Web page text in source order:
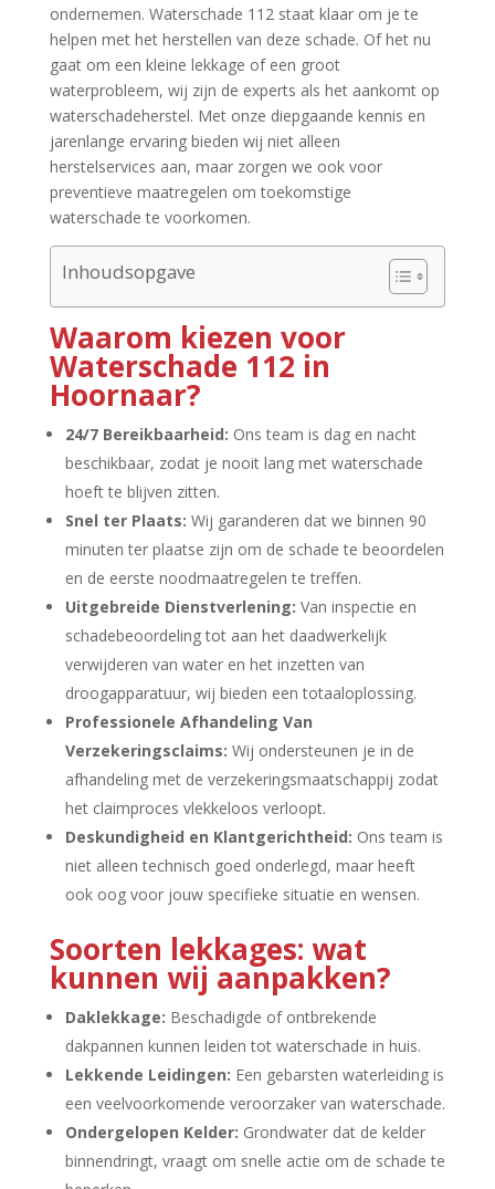
ondernemen.​ Waterschade 112 staat klaar om je te
helpen met het herstellen van deze schade.​ Of het nu
gaat om een kleine lekkage of een groot
waterprobleem, wij zijn de experts als het aankomt op
waterschadeherstel.​ Met onze diepgaande kennis en
jarenlange ervaring bieden wij niet alleen
herstelservices aan, maar zorgen we ook voor
preventieve maatregelen om toekomstige
waterschade te voorkomen.​
Inhoudsopgave
Waarom kiezen voor
Waterschade 112 in
Hoornaar?
24/7 Bereikbaarheid: Ons team is dag en nacht
beschikbaar, zodat je nooit lang met waterschade
hoeft te blijven zitten.​
Snel ter Plaats: Wij garanderen dat we binnen 90
minuten ter plaatse zijn om de schade te beoordelen
en de eerste noodmaatregelen te treffen.​
Uitgebreide Dienstverlening: Van inspectie en
schadebeoordeling tot aan het daadwerkelijk
verwijderen van water en het inzetten van
droogapparatuur, wij bieden een totaaloplossing.​
Professionele Afhandeling Van
Verzekeringsclaims: Wij ondersteunen je in de
afhandeling met de verzekeringsmaatschappij zodat
het claimproces vlekkeloos verloopt.​
Deskundigheid en Klantgerichtheid: Ons team is
niet alleen technisch goed onderlegd, maar heeft
ook oog voor jouw specifieke situatie en wensen.​
Soorten lekkages: wat
kunnen wij aanpakken?
Daklekkage: Beschadigde of ontbrekende
dakpannen kunnen leiden tot waterschade in huis.​
Lekkende Leidingen: Een gebarsten waterleiding is
een veelvoorkomende veroorzaker van waterschade.​
Ondergelopen Kelder: Grondwater dat de kelder
binnendringt, vraagt om snelle actie om de schade te